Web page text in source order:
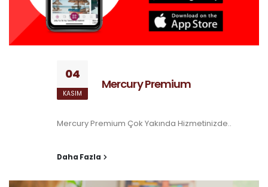
04
KASIM
Mercury Premium
Mercury Premium Çok Yakında Hizmetinizde..
Daha Fazla